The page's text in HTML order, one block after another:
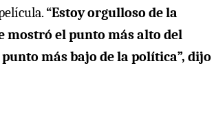
“Estoy orgulloso de la
mostró el punto más alto del
más bajo de la política”, dijo